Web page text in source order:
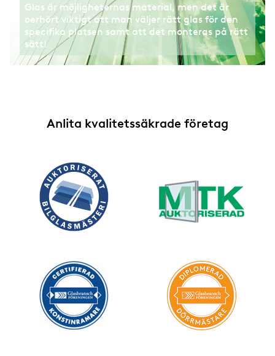
Glas är möjligheternas material, men det är
oerhört viktigt att man väljer rätt glas för den
specifika platsen samt att det monteras på rätt
sätt!
Anlita kvalitetssäkrade företag